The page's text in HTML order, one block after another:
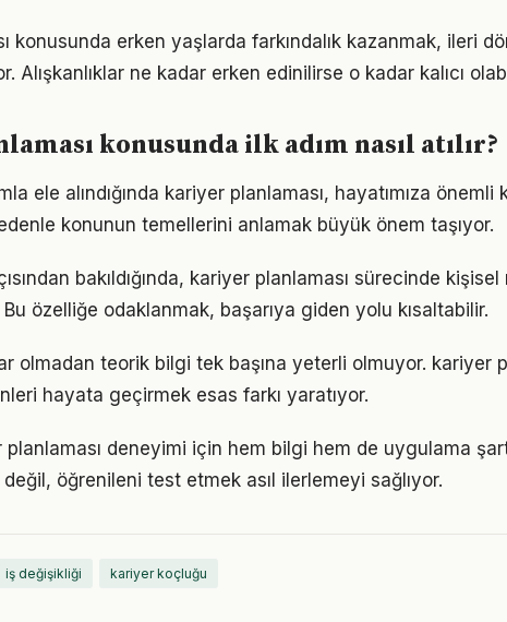
konusunda erken yaşlarda farkındalık kazanmak, ileri
Alışkanlıklar ne kadar erken edinilirse o kadar kalıcı
konusunda ilk adım nasıl atılır?
ele alındığında kariyer planlaması, hayatımıza önemli
konunun temellerini anlamak büyük önem taşıyor.
bakıldığında, kariyer planlaması sürecinde
özelliğe odaklanmak, başarıya giden yolu kısaltabilir.
olmadan teorik bilgi tek başına yeterli olmuyor. kariyer
hayata geçirmek esas farkı yaratıyor.
deneyimi için hem bilgi hem de uygulama
öğrenileni test etmek asıl ilerlemeyi sağlıyor.
iş değişikliği kariyer koçluğu